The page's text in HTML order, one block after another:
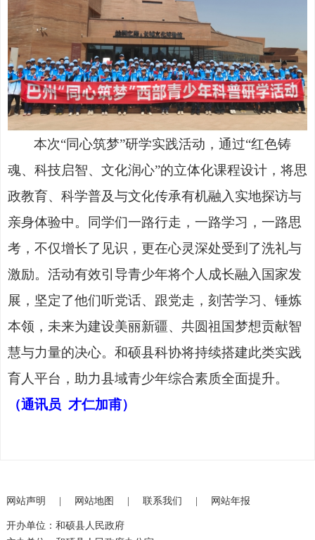
本次“同心筑梦”研学实践活动，通过“红色铸
魂、科技启智、文化润心”的立体化课程设计，将思
政教育、科学普及与文化传承有机融入实地探访与
亲身体验中。同学们一路行走，一路学习，一路思
考，不仅增长了见识，更在心灵深处受到了洗礼与
激励。活动有效引导青少年将个人成长融入国家发
展，坚定了他们听党话、跟党走，刻苦学习、锤炼
本领，未来为建设美丽新疆、共圆祖国梦想贡献智
慧与力量的决心。和硕县科协将持续搭建此类实践
育人平台，助力县域青少年综合素质全面提升。
（通讯员 才仁加甫）
网站声明 网站地图 联系我们 网站年报
开办单位：和硕县人民政府